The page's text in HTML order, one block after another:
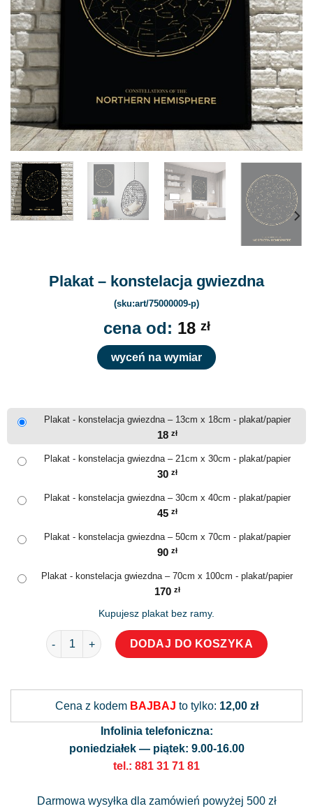
Plakat – konstelacja gwiezdna
(sku:art/75000009-p)
cena od: 18 zł
wyceń na wymiar
Plakat - konstelacja gwiezdna – 13cm x 18cm - plakat/papier
18 zł
Plakat - konstelacja gwiezdna – 21cm x 30cm - plakat/papier
30 zł
Plakat - konstelacja gwiezdna – 30cm x 40cm - plakat/papier
45 zł
Plakat - konstelacja gwiezdna – 50cm x 70cm - plakat/papier
90 zł
Plakat - konstelacja gwiezdna – 70cm x 100cm - plakat/papier
170 zł
Kupujesz plakat bez ramy.
ilość Plakat - konstelacja gwiezdna
DODAJ DO KOSZYKA
Cena z kodem BAJBAJ to tylko: 12,00 zł
Infolinia telefoniczna:
poniedziałek — piątek: 9.00-16.00
tel.: 881 31 71 81
Darmowa wysyłka dla zamówień powyżej 500 zł